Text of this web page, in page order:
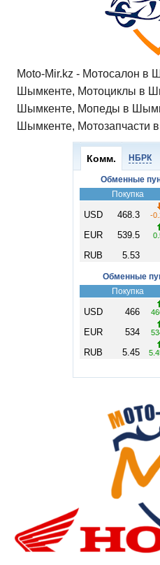
Moto-Mir.kz - Мотосалон в
Шымкенте, Мотоциклы в
Шымкенте, Мопеды в
Шымкенте, Мотозапчасти